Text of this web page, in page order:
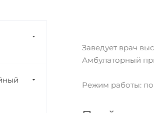
Заведует врач
Амбулаторный
Режим работы: по